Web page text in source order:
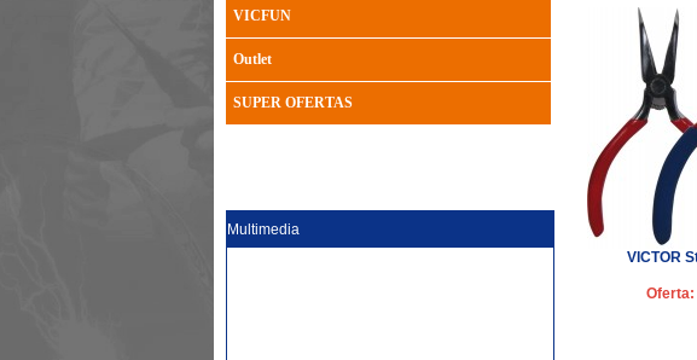
VICTOR
Oferta:
VICFUN
Outlet
SUPER OFERTAS
Multimedia